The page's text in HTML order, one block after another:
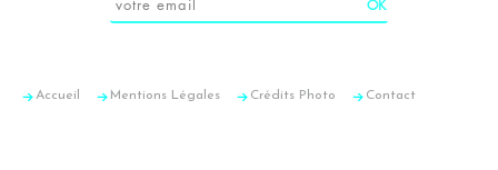
Accueil Mentions Légales Crédits Photo Contact